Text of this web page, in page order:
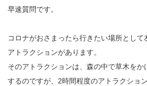
早速質問です。
コロナがおさまったら行きたい場所として
アトラクションがあります。
そのアトラクションは、森の中で草木をか
するのですが、2時間程度のアトラクショ